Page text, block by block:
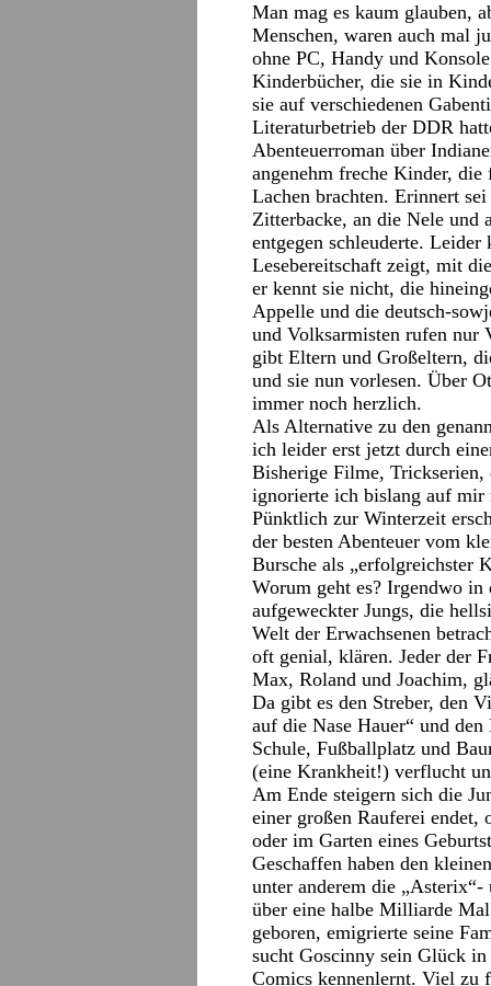
Man mag es kaum glauben,
Menschen, waren auch mal
ohne PC, Handy und
Kinderbücher, die sie in
sie auf verschiedenen
Literaturbetrieb der DDR
Abenteuerroman über
angenehm freche Kinder,
Lachen brachten. Erinnert
Zitterbacke, an die Nele und
entgegen schleuderte.
Lesebereitschaft zeigt, mit
er kennt sie nicht, die
Appelle und die deutsch-
und Volksarmisten rufen nur
gibt Eltern und Großeltern,
und sie nun vorlesen. Über
immer noch herzlich.
Als Alternative zu den
ich leider erst jetzt durch
Bisherige Filme,
ignorierte ich bislang auf
Pünktlich zur Winterzeit
der besten Abenteuer vom
Bursche als „erfolgreichster
Worum geht es? Irgendwo
aufgeweckter Jungs, die
Welt der Erwachsenen
oft genial, klären. Jeder der
Max, Roland und Joachim,
Da gibt es den Streber, den
auf die Nase Hauer“ und
Schule, Fußballplatz und
(eine Krankheit!) verflucht
Am Ende steigern sich die
einer großen Rauferei endet,
oder im Garten eines
Geschaffen haben den
unter anderem die
über eine halbe Milliarde
geboren, emigrierte seine
sucht Goscinny sein Glück
Comics kennenlernt. Viel zu